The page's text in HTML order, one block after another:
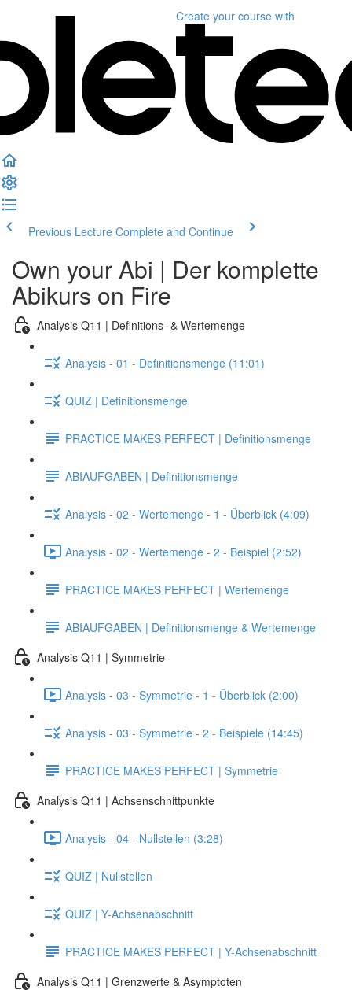
Create your course with
Previous Lecture Complete and Continue
Own your Abi | Der komplette
Abikurs on Fire
Analysis Q11 | Definitions- & Wertemenge
Analysis - 01 - Definitionsmenge (11:01)
QUIZ | Definitionsmenge
PRACTICE MAKES PERFECT | Definitionsmenge
ABIAUFGABEN | Definitionsmenge
Analysis - 02 - Wertemenge - 1 - Überblick (4:09)
Analysis - 02 - Wertemenge - 2 - Beispiel (2:52)
PRACTICE MAKES PERFECT | Wertemenge
ABIAUFGABEN | Definitionsmenge & Wertemenge
Analysis Q11 | Symmetrie
Analysis - 03 - Symmetrie - 1 - Überblick (2:00)
Analysis - 03 - Symmetrie - 2 - Beispiele (14:45)
PRACTICE MAKES PERFECT | Symmetrie
Analysis Q11 | Achsenschnittpunkte
Analysis - 04 - Nullstellen (3:28)
QUIZ | Nullstellen
QUIZ | Y-Achsenabschnitt
PRACTICE MAKES PERFECT | Y-Achsenabschnitt
Analysis Q11 | Grenzwerte & Asymptoten